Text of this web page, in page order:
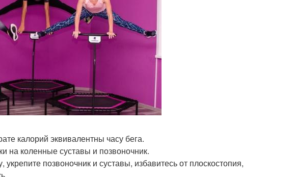
калорий эквивалентны часу бега.
на коленные суставы и позвоночник.
позвоночник и суставы, избавитесь от плоскостопия,